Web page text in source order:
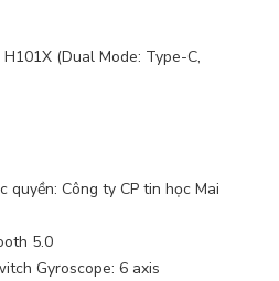
(Dual Mode: Type-C,
quyền: Công ty CP tin học Mai
5.0
Gyroscope: 6 axis